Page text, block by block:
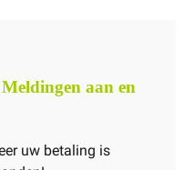
aan en
uw betaling is